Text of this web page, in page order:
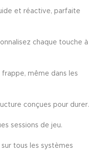
et réactive, parfaite
chaque touche à
même dans les
conçues pour durer.
sessions de jeu.
tous les systèmes